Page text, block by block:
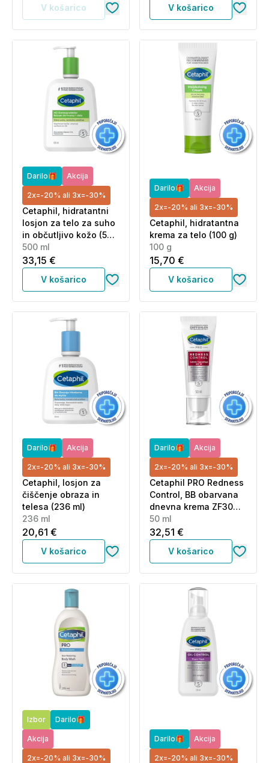
V košarico V košarico
Darilo🎁 Akcija
2x=-20% ali 3x=-30%
Cetaphil, hidratantni
losjon za telo za suho
in občutljivo kožo (500
ml)
500 ml
33,15 €
V košarico
Darilo🎁 Akcija
2x=-20% ali 3x=-30%
Cetaphil, hidratantna
krema za telo (100 g)
100 g
15,70 €
V košarico
Darilo🎁 Akcija
2x=-20% ali 3x=-30%
Cetaphil, losjon za
čiščenje obraza in
telesa (236 ml)
236 ml
20,61 €
V košarico
Darilo🎁 Akcija
2x=-20% ali 3x=-30%
Cetaphil PRO Redness
Control, BB obarvana
dnevna krema ZF30
(50 ml)
50 ml
32,51 €
V košarico
Izbor Darilo🎁
Akcija
2x=-20% ali 3x=-30%
Darilo🎁 Akcija
2x=-20% ali 3x=-30%